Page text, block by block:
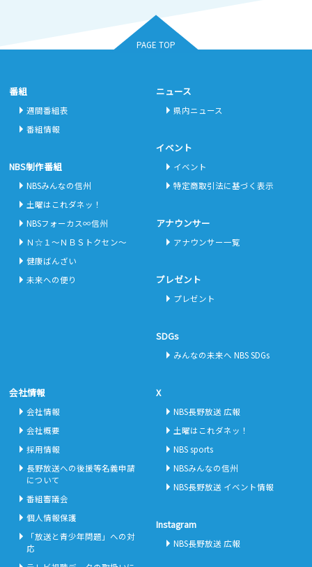
PAGE TOP
番組
週間番組表
番組情報
NBS制作番組
NBSみんなの信州
土曜はこれダネッ！
NBSフォーカス∞信州
Ｎ☆１～ＮＢＳトクセン～
健康ばんざい
未来への便り
ニュース
県内ニュース
イベント
イベント
特定商取引法に基づく表示
アナウンサー
アナウンサー一覧
プレゼント
プレゼント
SDGs
みんなの未来へ NBS SDGs
会社情報
会社情報
会社概要
採用情報
長野放送への後援等名義申請
について
番組審議会
個人情報保護
「放送と青少年問題」への対
応
X
NBS長野放送 広報
土曜はこれダネッ！
NBS sports
NBSみんなの信州
NBS長野放送 イベント情報
Instagram
NBS長野放送 広報